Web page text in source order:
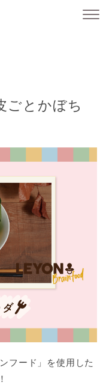
ごとかぼち
フード」を使用した